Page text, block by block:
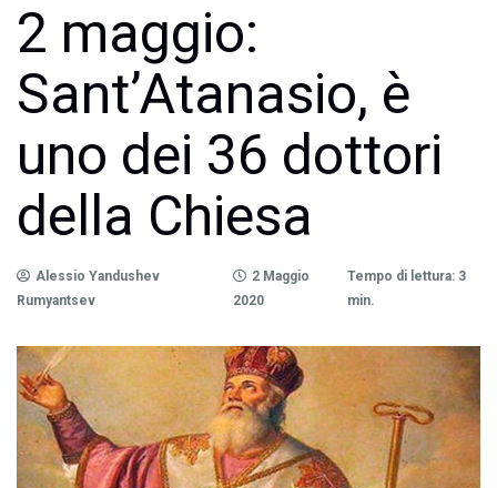
2 maggio:
Sant’Atanasio, è
uno dei 36 dottori
della Chiesa
Alessio Yandushev
Rumyantsev
2 Maggio
2020
Tempo di lettura: 3
min.